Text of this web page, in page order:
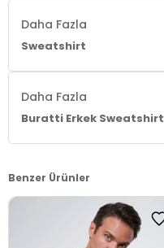
Daha Fazla
Sweatshirt
Daha Fazla
Buratti Erkek Sweatshirt
Benzer Ürünler